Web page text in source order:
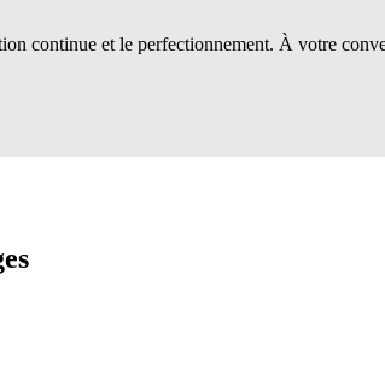
continue et le perfectionnement. À votre